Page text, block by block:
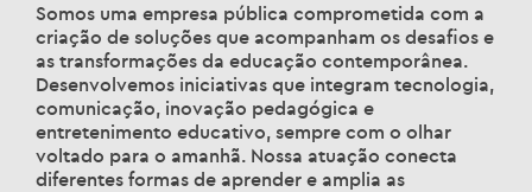
Somos uma empresa pública comprometida com a
criação de soluções que acompanham os desafios e
as transformações da educação contemporânea.
Desenvolvemos iniciativas que integram tecnologia,
comunicação, inovação pedagógica e
entretenimento educativo, sempre com o olhar
voltado para o amanhã. Nossa atuação conecta
diferentes formas de aprender e amplia as